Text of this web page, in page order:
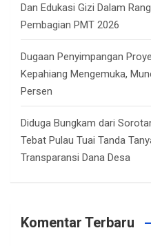
Dan Edukasi Gizi Dalam
Pembagian PMT 2026
Dugaan Penyimpangan
Kepahiang Mengemuka,
Persen
Diduga Bungkam dari
Tebat Pulau Tuai Tanda
Transparansi Dana Desa
Komentar Terbaru